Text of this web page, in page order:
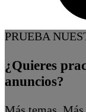
PRUEBA
¿Quieres
anuncios?